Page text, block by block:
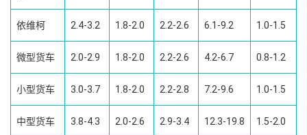
依维柯 2.4-3.2 1.8-2.0 2.2-2.6 6.1-9.2 1.0-1.5
微型货车 2.0-2.9 1.8-2.0 2.2-2.6 4.2-6.7 0.8-1.2
小型货车 3.0-3.7 1.8-2.0 2.2-2.8 7.2-9.6 1.0-1.5
中型货车 3.8-4.3 2.0-2.6 2.9-3.4 12.3-19.8 1.5-2.0